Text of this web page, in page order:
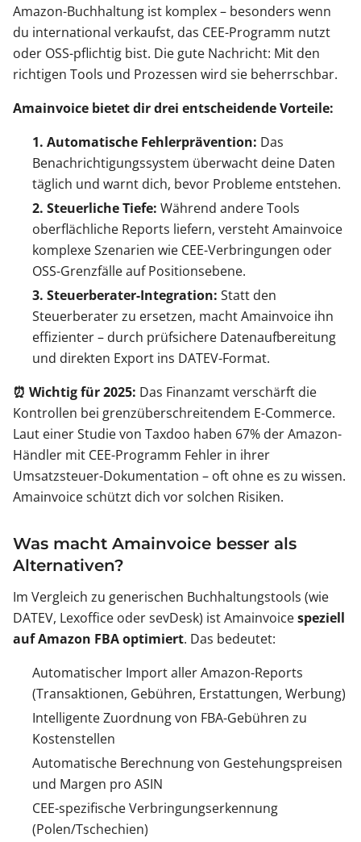
Amazon-Buchhaltung ist komplex – besonders wenn
du international verkaufst, das CEE-Programm nutzt
oder OSS-pflichtig bist. Die gute Nachricht: Mit den
richtigen Tools und Prozessen wird sie beherrschbar.
Amainvoice bietet dir drei entscheidende Vorteile:
1. Automatische Fehlerprävention: Das
Benachrichtigungssystem überwacht deine Daten
täglich und warnt dich, bevor Probleme entstehen.
2. Steuerliche Tiefe: Während andere Tools
oberflächliche Reports liefern, versteht Amainvoice
komplexe Szenarien wie CEE-Verbringungen oder
OSS-Grenzfälle auf Positionsebene.
3. Steuerberater-Integration: Statt den
Steuerberater zu ersetzen, macht Amainvoice ihn
effizienter – durch prüfsichere Datenaufbereitung
und direkten Export ins DATEV-Format.
⏰ Wichtig für 2025: Das Finanzamt verschärft die
Kontrollen bei grenzüberschreitendem E-Commerce.
Laut einer Studie von Taxdoo haben 67% der Amazon-
Händler mit CEE-Programm Fehler in ihrer
Umsatzsteuer-Dokumentation – oft ohne es zu wissen.
Amainvoice schützt dich vor solchen Risiken.
Was macht Amainvoice besser als
Alternativen?
Im Vergleich zu generischen Buchhaltungstools (wie
DATEV, Lexoffice oder sevDesk) ist Amainvoicespeziell
auf Amazon FBA optimiert. Das bedeutet:
Automatischer Import aller Amazon-Reports
(Transaktionen, Gebühren, Erstattungen, Werbung)
Intelligente Zuordnung von FBA-Gebühren zu
Kostenstellen
Automatische Berechnung von Gestehungspreisen
und Margen pro ASIN
CEE-spezifische Verbringungserkennung
(Polen/Tschechien)